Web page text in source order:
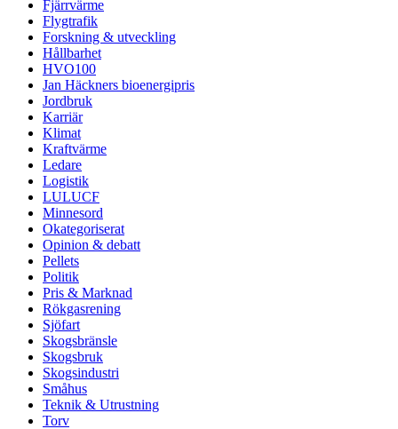
Fjärrvärme
Flygtrafik
Forskning & utveckling
Hållbarhet
HVO100
Jan Häckners bioenergipris
Jordbruk
Karriär
Klimat
Kraftvärme
Ledare
Logistik
LULUCF
Minnesord
Okategoriserat
Opinion & debatt
Pellets
Politik
Pris & Marknad
Rökgasrening
Sjöfart
Skogsbränsle
Skogsbruk
Skogsindustri
Småhus
Teknik & Utrustning
Torv